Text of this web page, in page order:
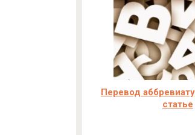
Перевод
статье